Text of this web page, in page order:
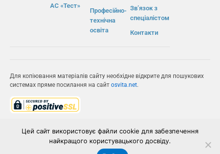
АС «Тест»
Професійно-
технічна
освіта
Зв’язок з
спеціалістом
Контакти
Для копіювання матеріалів сайту необхідне відкрите для пошукових
системах пряме посилання на сайт osvita.net.
ІВС «ОСВІТА»
Цей сайт використовує файли cookie для забезпечення
найкращого користувацького досвіду.